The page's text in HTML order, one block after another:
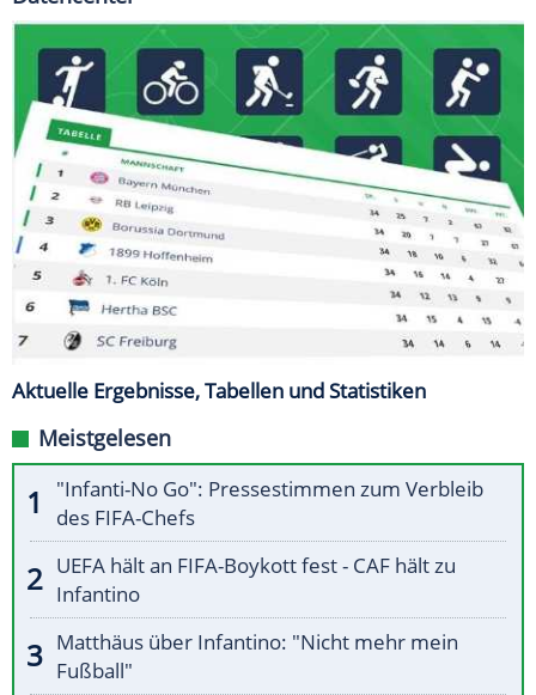
Aktuelle Ergebnisse, Tabellen und Statistiken
Meistgelesen
"Infanti-No Go": Pressestimmen zum Verbleib
des FIFA-Chefs
UEFA hält an FIFA-Boykott fest - CAF hält zu
Infantino
Matthäus über Infantino: "Nicht mehr mein
Fußball"